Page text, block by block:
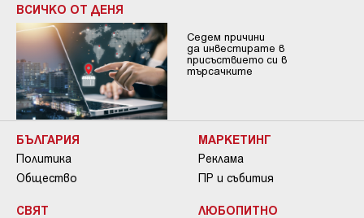
ВСИЧКО ОТ ДЕНЯ
Седем причини
да инвестирате в
присъствието си в
търсачките
БЪЛГАРИЯ
Политика
Общество
СВЯТ
МАРКЕТИНГ
Реклама
ПР и събития
ЛЮБОПИТНО